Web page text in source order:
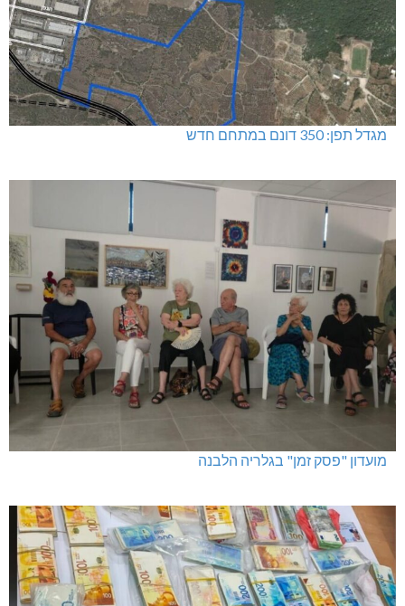
מגדל תפן: 350 דונם במתחם חדש
מועדון "פסק זמן" בגלריה הלבנה